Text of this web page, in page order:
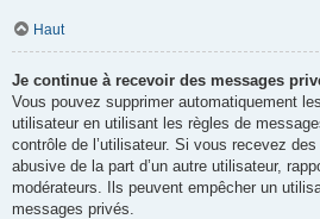
Haut
Je continue à recevoir des messages
Vous pouvez supprimer automatiquement
utilisateur en utilisant les règles de
contrôle de l’utilisateur. Si vous recevez
abusive de la part d’un autre utilisateur,
modérateurs. Ils peuvent empêcher un
messages privés.